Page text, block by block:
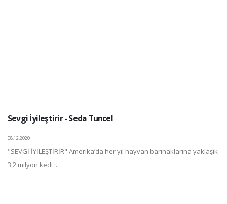
Sevgi İyileştirir - Seda Tuncel
08.12.2020
"SEVGİ İYİLEŞTİRİR" Amerika’da her yıl hayvan barınaklarına yaklaşık
3,2 milyon kedi ...